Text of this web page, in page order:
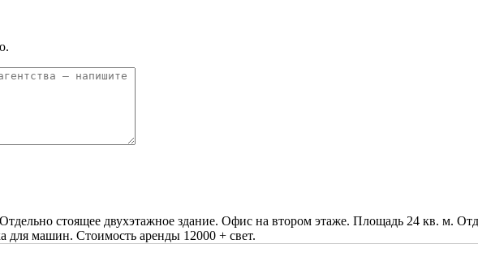
стоящее двухэтажное здание. Офис на втором этаже. Площадь 24 кв. м.
для машин. Стоимость аренды 12000 + свет.